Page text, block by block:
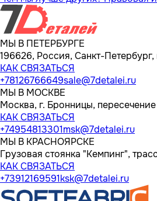
МЫ В ПЕТЕРБУРГЕ
196626, Россия, Санкт-
КАК СВЯЗАТЬСЯ
+78126766649sale@7detalei.ru
МЫ В МОСКВЕ
Москва, г. Бронницы,
КАК СВЯЗАТЬСЯ
+74954813301msk@7detalei.ru
МЫ В КРАСНОЯРСКЕ
Грузовая стоянка "Кемпинг",
КАК СВЯЗАТЬСЯ
+73912169591ksk@7detalei.ru